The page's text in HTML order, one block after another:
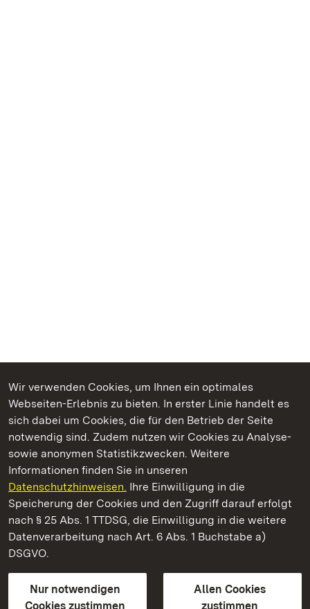
Wir verwenden Cookies, um Ihnen ein optimales
Webseiten-Erlebnis zu bieten. In erster Linie handelt es
sich dabei um Cookies, die für den Betrieb der Seite
notwendig sind. Zudem nutzen wir Cookies zu Analyse-
sowie anonymen Statistikzwecken. Weitere
Informationen finden Sie in unseren
Datenschutzhinweisen. Ihre Einwilligung in die
Speicherung der Cookies und den Zugriff darauf erfolgt
nach § 25 Abs. 1 TTDSG, die Einwilligung in die weitere
Datenverarbeitung nach Art. 6 Abs. 1 Buchstabe a)
DSGVO.
Nur notwendigen
Cookies zustimmen
Allen Cookies
zustimmen
Kommen. Staunen. Genießen.
Staatliche Schlösser und Gärten Baden‑Württemberg
Staatliche Schlösser und Gärten Baden-Württemberg
Kontakt
GebärdenspracheLeichte Sprache
Erklärung zur Barrierefreiheit
BITV-konform (geprüfte Seiten)